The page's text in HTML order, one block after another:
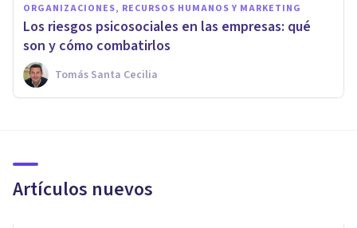
ORGANIZACIONES, RECURSOS HUMANOS Y MARKETING
Los riesgos psicosociales en las empresas: qué
son y cómo combatirlos
Tomás Santa Cecilia
Artículos nuevos